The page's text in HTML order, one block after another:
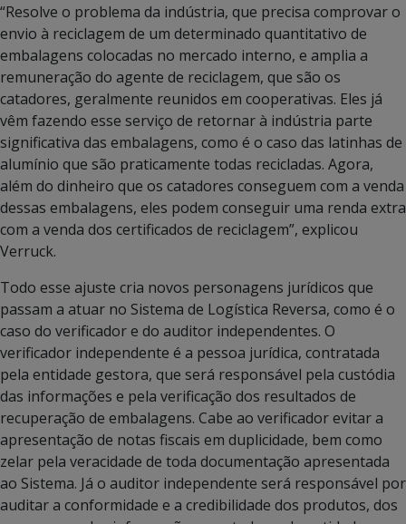
“Resolve o problema da indústria, que precisa comprovar o
envio à reciclagem de um determinado quantitativo de
embalagens colocadas no mercado interno, e amplia a
remuneração do agente de reciclagem, que são os
catadores, geralmente reunidos em cooperativas. Eles já
vêm fazendo esse serviço de retornar à indústria parte
significativa das embalagens, como é o caso das latinhas de
alumínio que são praticamente todas recicladas. Agora,
além do dinheiro que os catadores conseguem com a venda
dessas embalagens, eles podem conseguir uma renda extra
com a venda dos certificados de reciclagem”, explicou
Verruck.
Todo esse ajuste cria novos personagens jurídicos que
passam a atuar no Sistema de Logística Reversa, como é o
caso do verificador e do auditor independentes. O
verificador independente é a pessoa jurídica, contratada
pela entidade gestora, que será responsável pela custódia
das informações e pela verificação dos resultados de
recuperação de embalagens. Cabe ao verificador evitar a
apresentação de notas fiscais em duplicidade, bem como
zelar pela veracidade de toda documentação apresentada
ao Sistema. Já o auditor independente será responsável por
auditar a conformidade e a credibilidade dos produtos, dos